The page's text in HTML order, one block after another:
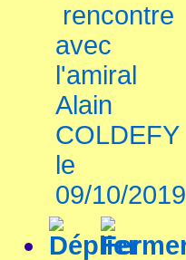
rencontre
avec
l'amiral
Alain
COLDEFY
le
09/10/2019